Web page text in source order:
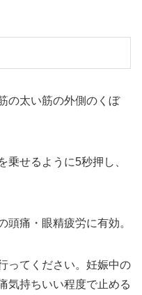
の太い筋の外側のくぼ
乗せるように5秒押し、
頭痛・眼精疲労に有効。
ってください。妊娠中の
気持ちいい程度で止める